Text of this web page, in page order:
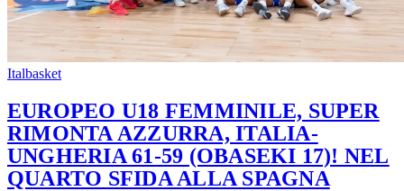
Italbasket
EUROPEO U18 FEMMINILE, SUPER
RIMONTA AZZURRA, ITALIA-
UNGHERIA 61-59 (OBASEKI 17)! NEL
QUARTO SFIDA ALLA SPAGNA